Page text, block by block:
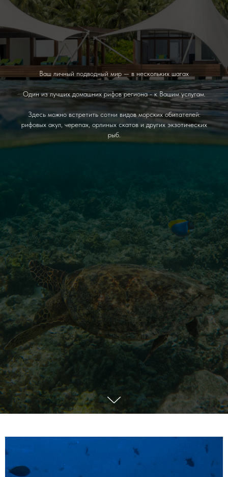
Ваш личный подводный мир — в нескольких шагах
Один из лучших домашних рифов региона - к Вашим услугам.
Здесь можно встретить сотни видов морских обитателей:
рифовых акул, черепах, орлиных скатов и других экзотических
рыб.